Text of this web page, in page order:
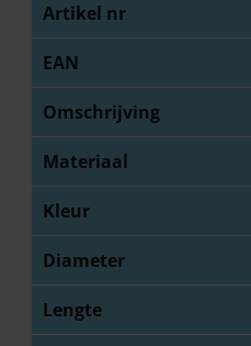
Artikel nr
EAN
Omschrijving
Materiaal
Kleur
Diameter
Lengte